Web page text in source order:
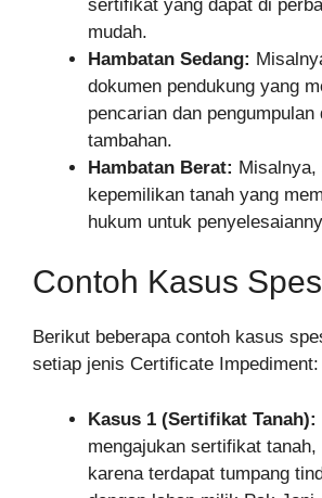
sertifikat yang dapat di
mudah.
Hambatan Sedang:
dokumen pendukung yang
pencarian dan pengumpulan
tambahan.
Hambatan Berat: Misalnya,
kepemilikan tanah yang
hukum untuk
Contoh Kasus
Berikut beberapa contoh kasus
setiap jenis Certificate Impediment:
Kasus 1 (Sertifikat Tanah):
mengajukan sertifikat
karena terdapat tumpang